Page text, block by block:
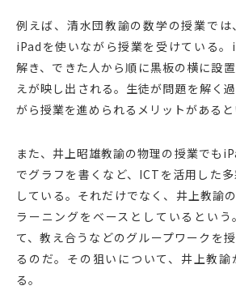
例えば、清水団教諭の数学の授業で
iPadを使いながら授業を受けている
解き、できた人から順に黒板の横に設
えが映し出される。生徒が問題を解く
がら授業を進められるメリットがあると
また、井上昭雄教諭の物理の授業でも
でグラフを書くなど、ICTを活用した
している。それだけでなく、井上教諭
ラーニングをベースとしているとい
て、教え合うなどのグループワークを
るのだ。その狙いについて、井上教
る。